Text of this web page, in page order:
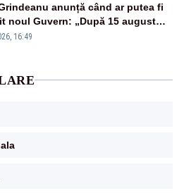
anunță când ar putea fi
noul Guvern: „După 15 august
mai mari”
16:49